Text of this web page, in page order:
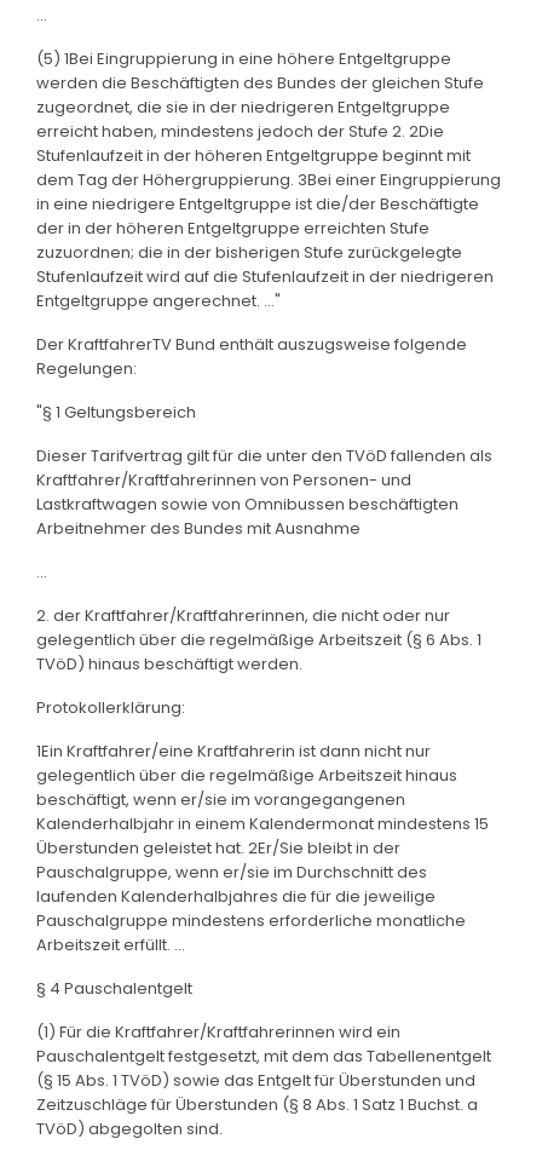
...
(5) 1Bei Eingruppierung in eine höhere Entgeltgruppe
werden die Beschäftigten des Bundes der gleichen Stufe
zugeordnet, die sie in der niedrigeren Entgeltgruppe
erreicht haben, mindestens jedoch der Stufe 2. 2Die
Stufenlaufzeit in der höheren Entgeltgruppe beginnt mit
dem Tag der Höhergruppierung. 3Bei einer Eingruppierung
in eine niedrigere Entgeltgruppe ist die/der Beschäftigte
der in der höheren Entgeltgruppe erreichten Stufe
zuzuordnen; die in der bisherigen Stufe zurückgelegte
Stufenlaufzeit wird auf die Stufenlaufzeit in der niedrigeren
Entgeltgruppe angerechnet. ..."
Der KraftfahrerTV Bund enthält auszugsweise folgende
Regelungen:
"§ 1 Geltungsbereich
Dieser Tarifvertrag gilt für die unter den TVöD fallenden als
Kraftfahrer/Kraftfahrerinnen von Personen- und
Lastkraftwagen sowie von Omnibussen beschäftigten
Arbeitnehmer des Bundes mit Ausnahme
...
2. der Kraftfahrer/Kraftfahrerinnen, die nicht oder nur
gelegentlich über die regelmäßige Arbeitszeit (§ 6 Abs. 1
TVöD) hinaus beschäftigt werden.
Protokollerklärung:
1Ein Kraftfahrer/eine Kraftfahrerin ist dann nicht nur
gelegentlich über die regelmäßige Arbeitszeit hinaus
beschäftigt, wenn er/sie im vorangegangenen
Kalenderhalbjahr in einem Kalendermonat mindestens 15
Überstunden geleistet hat. 2Er/Sie bleibt in der
Pauschalgruppe, wenn er/sie im Durchschnitt des
laufenden Kalenderhalbjahres die für die jeweilige
Pauschalgruppe mindestens erforderliche monatliche
Arbeitszeit erfüllt. ...
§ 4 Pauschalentgelt
(1) Für die Kraftfahrer/Kraftfahrerinnen wird ein
Pauschalentgelt festgesetzt, mit dem das Tabellenentgelt
(§ 15 Abs. 1 TVöD) sowie das Entgelt für Überstunden und
Zeitzuschläge für Überstunden (§ 8 Abs. 1 Satz 1 Buchst. a
TVöD) abgegolten sind.